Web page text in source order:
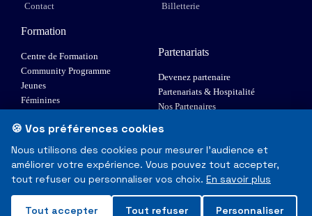
Contact
Billetterie
Formation
Centre de Formation
Community Programme
Jeunes
Féminines
Elite 1
Partenariats
Devenez partenaire
Partenariats & Hospitalité
Nos Partenaires
© Toulouse Olympique XIII - Tous droits réservés
Mentions Légales & RGPD
🍪 Vos préférences cookies
Nous utilisons des cookies pour mesurer l'audience et
améliorer votre expérience. Vous pouvez tout accepter,
tout refuser ou personnaliser vos choix. En savoir plus
Tout accepter Tout refuser Personnaliser